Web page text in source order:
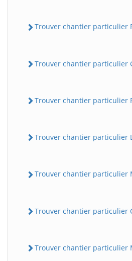
Trouver chantier particulier
Trouver chantier particulier
Trouver chantier particulier
Trouver chantier particulier
Trouver chantier particulier
Trouver chantier particulier
Trouver chantier particulier